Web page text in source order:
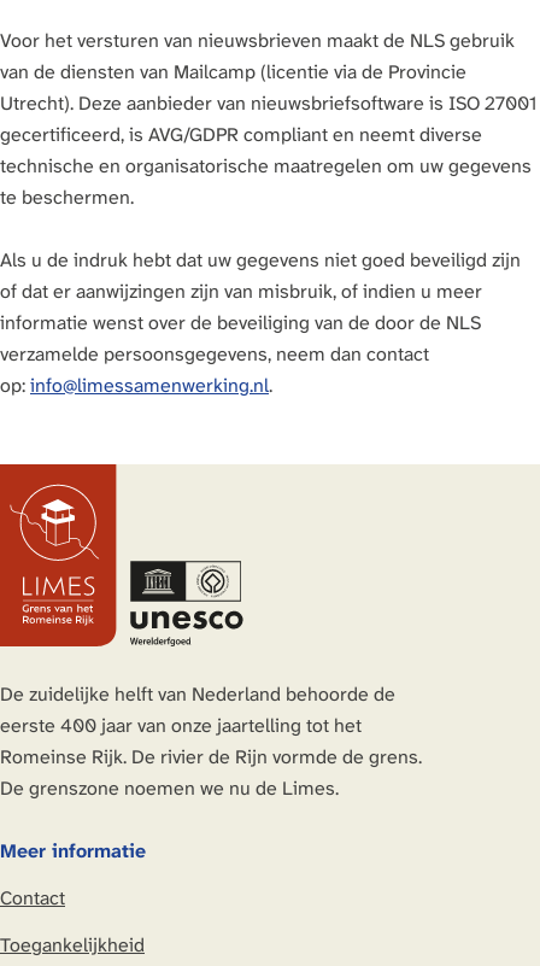
Voor het versturen van nieuwsbrieven maakt de NLS gebruik
van de diensten van Mailcamp (licentie via de Provincie
Utrecht). Deze aanbieder van nieuwsbriefsoftware is ISO 27001
gecertificeerd, is AVG/GDPR compliant en neemt diverse
technische en organisatorische maatregelen om uw gegevens
te beschermen.
Als u de indruk hebt dat uw gegevens niet goed beveiligd zijn
of dat er aanwijzingen zijn van misbruik, of indien u meer
informatie wenst over de beveiliging van de door de NLS
verzamelde persoonsgegevens, neem dan contact
op:info@limessamenwerking.nl.
De zuidelijke helft van Nederland behoorde de
eerste 400 jaar van onze jaartelling tot het
Romeinse Rijk. De rivier de Rijn vormde de grens.
De grenszone noemen we nu de Limes.
Meer informatie
Contact
Toegankelijkheid